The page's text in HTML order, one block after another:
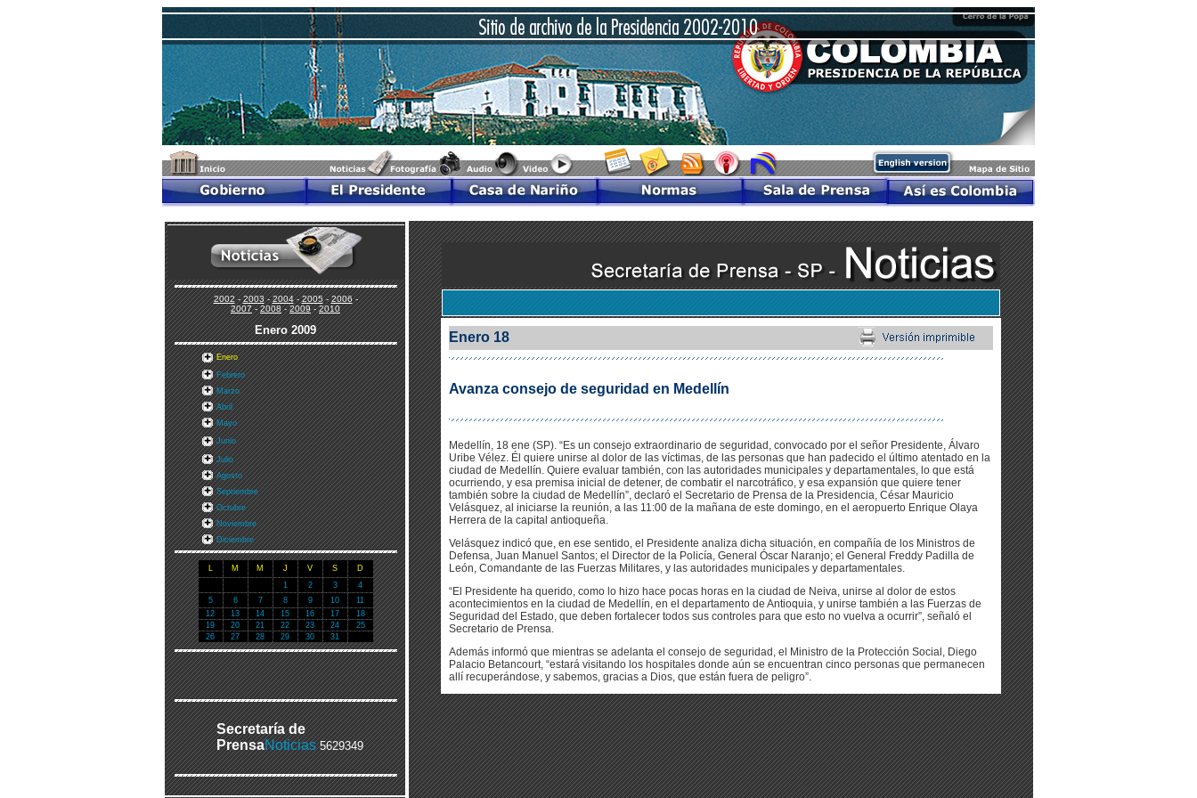
2002-2003-2004-2005-2006-
2007-2008-2009-2010
Enero2009
Enero
Febrero
Marzo
Abril
Mayo
Junio
Julio
Agosto
Septiembre
Octubre
Noviembre
Diciembre
L M M J V S
D
1
2 3
4
5
6 7 8 9 10
11
12
13 14 15 16 17
18
19
20 21 22 23 24
25
26
27 28 29 30 31
Secretaría de
PrensaNoticias 5629349
Enero 18
Avanza consejo de seguridad en Medellín
Medellín, 18 ene (SP). “Es un consejo extraordinario de seguridad, convocado por el señor Presidente, Álvaro
Uribe Vélez. Él quiere unirse al dolor de las víctimas, de las personas que han padecido el último atentado en la
ciudad de Medellín. Quiere evaluar también, con las autoridades municipales y departamentales, lo que está
ocurriendo, y esa premisa inicial de detener, de combatir el narcotráfico, y esa expansión que quiere tener
también sobre la ciudad de Medellín”, declaró el Secretario de Prensa de la Presidencia, César Mauricio
Velásquez, al iniciarse la reunión, a las 11:00 de la mañana de este domingo, en el aeropuerto Enrique Olaya
Herrera de la capital antioqueña.
Velásquez indicó que, en ese sentido, el Presidente analiza dicha situación, en compañía de los Ministros de
Defensa, Juan Manuel Santos; el Director de la Policía, General Óscar Naranjo; el General Freddy Padilla de
León, Comandante de las Fuerzas Militares, y las autoridades municipales y departamentales.
“El Presidente ha querido, como lo hizo hace pocas horas en la ciudad de Neiva, unirse al dolor de estos
acontecimientos en la ciudad de Medellín, en el departamento de Antioquia, y unirse también a las Fuerzas de
Seguridad del Estado, que deben fortalecer todos sus controles para que esto no vuelva a ocurrir”, señaló el
Secretario de Prensa.
Además informó que mientras se adelanta el consejo de seguridad, el Ministro de la Protección Social, Diego
Palacio Betancourt, “estará visitando los hospitales donde aún se encuentran cinco personas que permanecen
allí recuperándose, y sabemos, gracias a Dios, que están fuera de peligro”.